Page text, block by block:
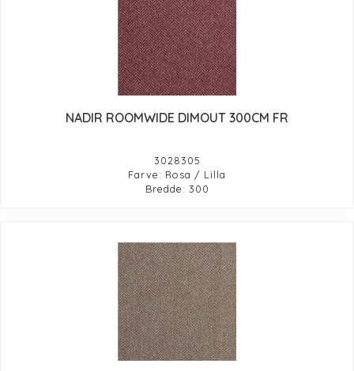
NADIR ROOMWIDE DIMOUT 300CM FR
3028305
Farve: Rosa / Lilla
Bredde: 300